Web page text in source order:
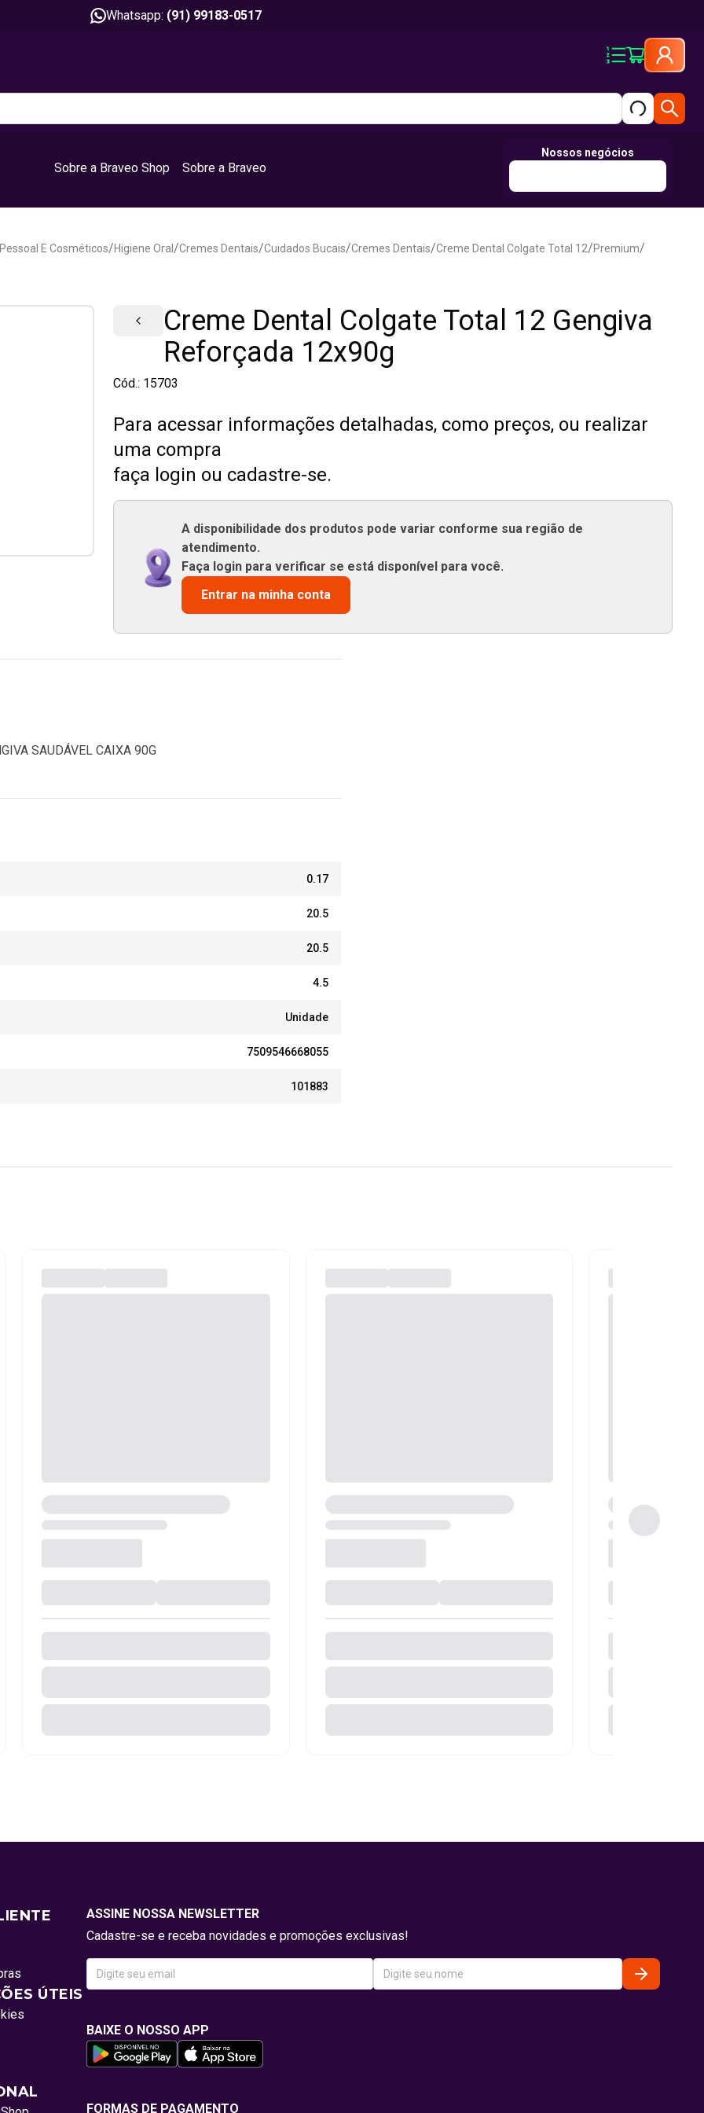
Whatsapp: (91) 99183-0517
Sobre a Braveo Shop Sobre a Braveo
Nossos negócios
E Cosméticos/Higiene Oral /Cremes Dentais/Cuidados Bucais/Cremes Dentais/Creme Dental Colgate Total 12/Premium/
Creme Dental Colgate Total 12 Gengiva
Reforçada 12x90g
Cód.: 15703
Para acessar informações detalhadas, como preços, ou realizar
uma compra
faça login ou cadastre-se.
A disponibilidade dos produtos pode variar conforme sua região de
atendimento.
Faça login para verificar se está disponível para você.
Entrar na minha conta
SAUDÁVEL CAIXA 90G
0.17
20.5
20.5
4.5
Unidade
7509546668055
101883
ÚTEIS
ASSINE NOSSA NEWSLETTER
Cadastre-se e receba novidades e promoções exclusivas!
BAIXE O NOSSO APP
FORMAS DE PAGAMENTO